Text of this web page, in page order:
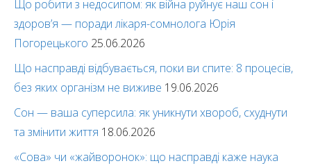
Що робити з недосипом: як війна руйнує наш сон і
здоров’я — поради лікаря-сомнолога Юрія
Погорецького 25.06.2026
Що насправді відбувається, поки ви спите: 8 процесів,
без яких організм не виживе 19.06.2026
Сон — ваша суперсила: як уникнути хвороб, схуднути
та змінити життя 18.06.2026
«Сова» чи «жайворонок»: що насправді каже наука